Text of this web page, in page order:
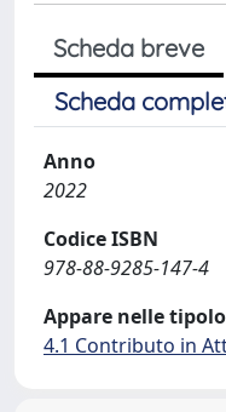
Scheda breve
Scheda
Anno
2022
Codice ISBN
978-88-9285-147-4
Appare nelle
4.1 Contributo in